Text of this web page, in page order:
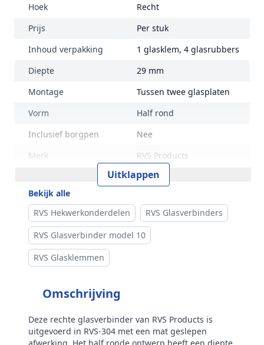
Hoek
Recht
Prijs
Per stuk
Inhoud verpakking
1 glasklem, 4 glasrubbers
Diepte
29 mm
Montage
Tussen twee glasplaten
Vorm
Half rond
Inclusief borgpen
Nee
Merk
RVS Products
Uitklappen
Bekijk alle
RVS Hekwerkonderdelen
RVS Glasverbinders
RVS Glasverbinder model 10
RVS Glasklemmen
Omschrijving
Deze rechte glasverbinder van RVS Products is
uitgevoerd in RVS‑304 met een mat geslepen
afwerking. Het half ronde ontwerp heeft een diepte